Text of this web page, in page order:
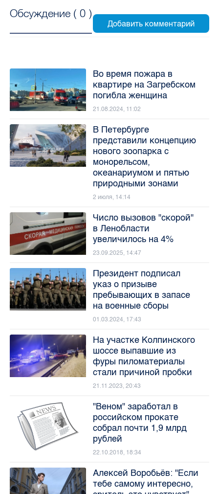
Обсуждение ( 0 )
Во время пожара в
квартире на Загребском
погибла женщина
21.08.2024, 11:02
В Петербурге
представили концепцию
нового зоопарка с
монорельсом,
океанариумом и пятью
природными зонами
2 июля, 14:14
Число вызовов "скорой"
в Ленобласти
увеличилось на 4%
23.09.2025, 14:47
Президент подписал
указ о призыве
пребывающих в запасе
на военные сборы
01.03.2024, 17:43
На участке Колпинского
шоссе выпавшие из
фуры пиломатериалы
стали причиной пробки
21.11.2023, 20:43
"Веном" заработал в
российском прокате
собрал почти 1,9 млрд
рублей
22.10.2018, 18:34
Алексей Воробьёв: "Если
тебе самому интересно,